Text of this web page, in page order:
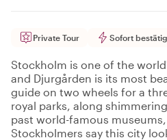
Private Tour Sofort
Stockholm is one of the
and Djurgården is its most
guide on two wheels for a
royal parks, along
past world-famous
Stockholmers say this city